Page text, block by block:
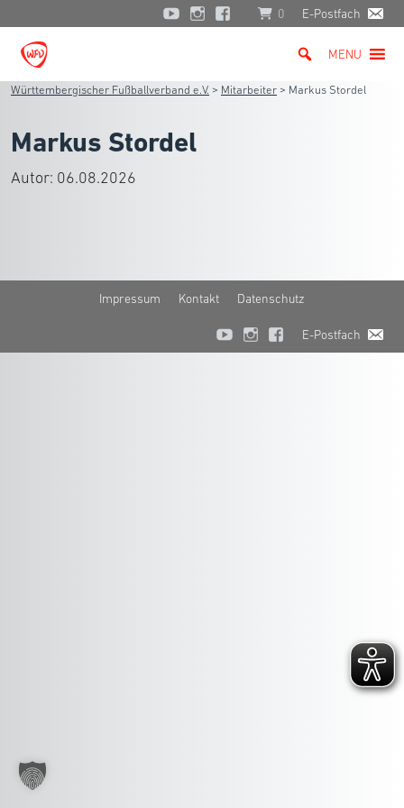
0 E-Postfach
MENU
Württembergischer Fußballverband e.V. > Mitarbeiter > Markus Stordel
Markus Stordel
Autor: 06.08.2026
Impressum Kontakt Datenschutz
E-Postfach